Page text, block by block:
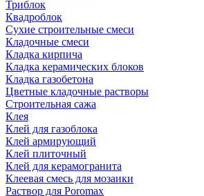
Триблок
Квадроблок
Сухие строительные смеси
Кладочные смеси
Кладка кирпича
Кладка керамических блоков
Кладка газобетона
Цветные кладочные растворы
Строительная сажа
Клея
Клей для газоблока
Клей армирующий
Клей плиточный
Клей для керамогранита
Клеевая смесь для мозаики
Раствор для Poromax